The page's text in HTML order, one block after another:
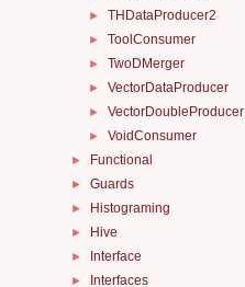
► THDataProducer2
► ToolConsumer
► TwoDMerger
► VectorDataProducer
► VectorDoubleProducer
► VoidConsumer
► Functional
► Guards
► Histograming
► Hive
► Interface
► Interfaces